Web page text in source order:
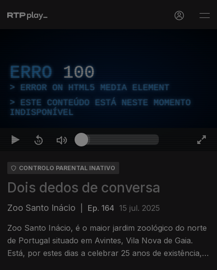
ERRO 100
ERROR ON HTML5 MEDIA ELEMENT
ESTE CONTEÚDO ESTÁ NESTE MOMENTO
INDISPONÍVEL
CONTROLO PARENTAL INATIVO
Dois dedos de conversa
Zoo Santo Inácio Ep. 164 15 jul. 2025
Zoo Santo Inácio, é o maior jardim zoológico do norte
de Portugal situado em Avintes, Vila Nova de Gaia.
Está, por estes dias a celebrar 25 anos de existência,